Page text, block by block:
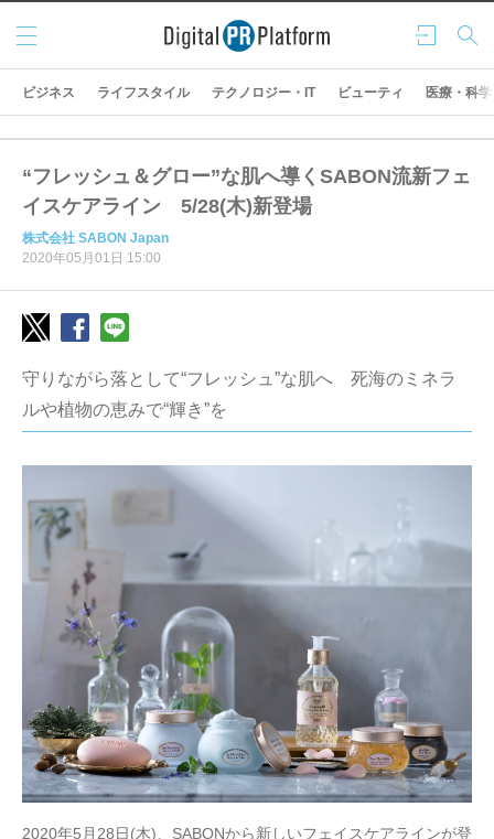
ログ
イン
検索
メニ
ュー
ビジネス ライフスタイル テクノロジー・IT ビューティ 医療・科学
“フレッシュ＆グロー”な肌へ導くSABON流新フェ
イスケアライン 5/28(木)新登場
株式会社 SABON Japan
2020年05月01日 15:00
守りながら落として“フレッシュ”な肌へ 死海のミネラ
ルや植物の恵みで“輝き”を
2020年5月28日(木)、SABONから新しいフェイスケアラインが登